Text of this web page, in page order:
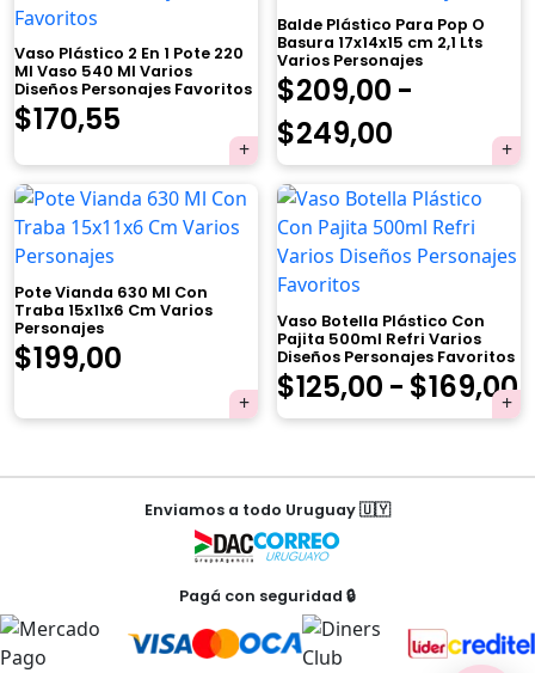
Vaso Plástico 2 En 1 Pote 220
Ml Vaso 540 Ml Varios
Diseños Personajes Favoritos
El
precio
original
era:
$179,00.
$170,55
precio
actual
es:
$170,55.
Balde Plástico Para Pop O
Basura 17x14x15 cm 2,1 Lts
Varios Personajes
$209,00 -
$249,00
de
precios:
desde
$209,00
hasta
$249,00
Pote Vianda 630 Ml Con
Traba 15x11x6 Cm Varios
Personajes
$199,00
Vaso Botella Plástico Con
Pajita 500ml Refri Varios
Diseños Personajes Favoritos
$125,00 - $169,00
NavegaciónEnviamos a todo Uruguay 🇺🇾
Pagá con seguridad 🔒
×
Tu carrito está vacío.
Agregá un producto y aparecerá acá
automáticamente.